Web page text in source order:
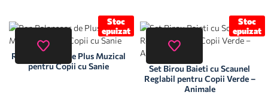
Stoc
epuizat
Ren Balansoar de Plus Muzical
pentru Copii cu Sanie
Stoc
epuizat
Set Birou Baieti cu Scaunel
Reglabil pentru Copii Verde –
Animale